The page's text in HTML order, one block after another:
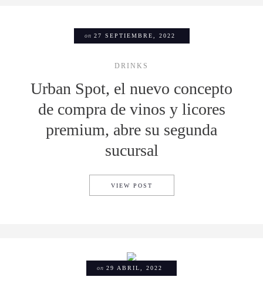
on 27 SEPTIEMBRE, 2022
DRINKS
Urban Spot, el nuevo concepto
de compra de vinos y licores
premium, abre su segunda
sucursal
VIEW POST
on 29 ABRIL, 2022